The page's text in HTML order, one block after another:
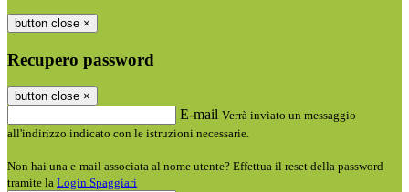
button close ×
Recupero password
button close ×
E-mail Verrà inviato un messaggio
all'indirizzo indicato con le istruzioni necessarie.
Non hai una e-mail associata al nome utente? Effettua il reset della password
tramite la Login Spaggiari